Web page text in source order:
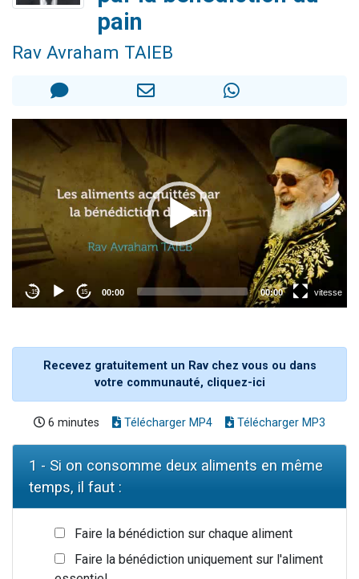
Dovan vient de donner son Maasser
Malgorzata vient de donner son Maasser
pain
Rav Avraham TAIEB
Recevez gratuitement un Rav chez vous ou dans
votre communauté, cliquez-ici
6 minutes Télécharger MP4 Télécharger MP3
1 - Si on consomme deux aliments en même
temps, il faut :
Faire la bénédiction sur chaque aliment
Faire la bénédiction uniquement sur l'aliment